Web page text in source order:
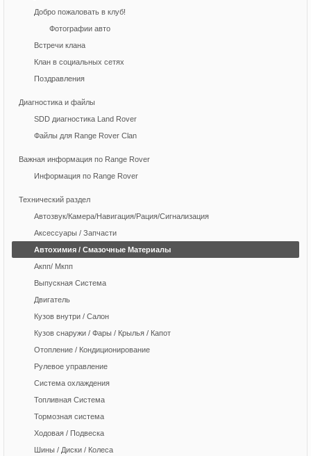
Добро пожаловать в клуб!
Фотографии авто
Встречи клана
Клан в социальных сетях
Поздравления
Диагностика и файлы
SDD диагностика Land Rover
Файлы для Range Rover Clan
Важная информация по Range Rover
Информация по Range Rover
Технический раздел
Автозвук/Камера/Навигация/Рация/Сигнализация
Аксессуары / Запчасти
Автохимия / Смазочные Материалы
Акпп/ Мкпп
Выпускная Система
Двигатель
Кузов внутри / Салон
Кузов снаружи / Фары / Крылья / Капот
Отопление / Кондиционирование
Рулевое управление
Система охлаждения
Топливная Система
Тормозная система
Ходовая / Подвеска
Шины / Диски / Колеса